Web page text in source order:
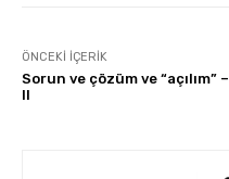
ÖNCEKI İÇERIK
Sorun ve çözüm ve “açılım” –
II